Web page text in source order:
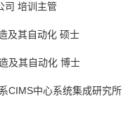
培训主管
其自动化 硕士
其自动化 博士
中心系统集成研究所